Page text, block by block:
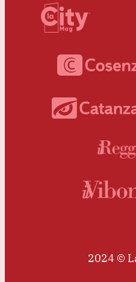
2024 ©